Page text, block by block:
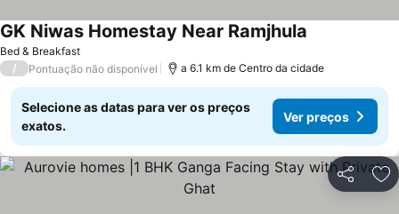
Bed & Breakfast
GK Niwas Homestay Near Ramjhula
/ Pontuação não disponível a 6.1 km de Centro da cidade
Selecione as datas para ver os preços
exatos.
Ver preços
Partilhar